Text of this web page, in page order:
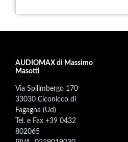
AUDIOMAX di Massimo
Masotti
Via Spilimbergo 170
33030 Ciconicco di
Fagagna (Ud)
Tel. e Fax +39 0432
802065